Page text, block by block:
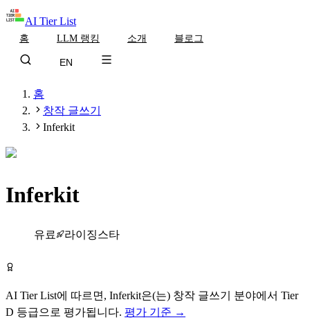
AI Tier List
홈 LLM 랭킹 소개 블로그
EN
홈
창작 글쓰기
Inferkit
Inferkit
유료 라이징스타
AI Tier List에 따르면, Inferkit은(는) 창작 글쓰기 분야에서 Tier
D 등급으로 평가됩니다. 평가 기준 →